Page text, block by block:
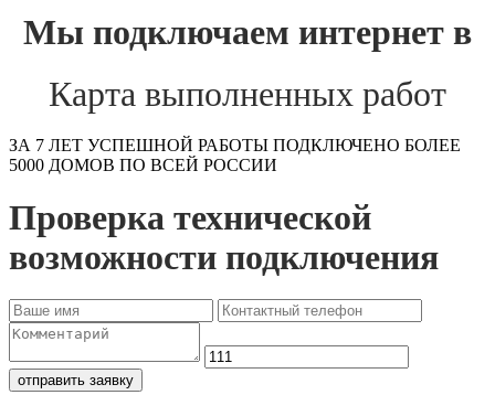
Мы подключаем интернет в
Карта выполненных работ
ЗА 7 ЛЕТ УСПЕШНОЙ РАБОТЫ ПОДКЛЮЧЕНО БОЛЕЕ
5000 ДОМОВ ПО ВСЕЙ РОССИИ
Проверка технической
возможности подключения
отправить заявку